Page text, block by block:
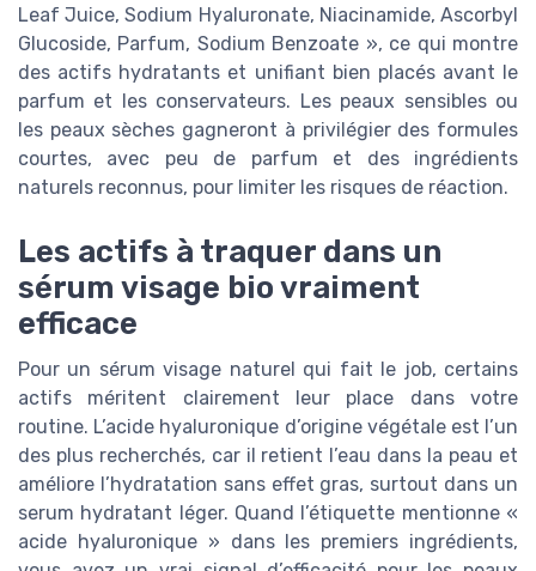
Leaf Juice, Sodium Hyaluronate, Niacinamide, Ascorbyl
Glucoside, Parfum, Sodium Benzoate », ce qui montre
des actifs hydratants et unifiant bien placés avant le
parfum et les conservateurs. Les peaux sensibles ou
les peaux sèches gagneront à privilégier des formules
courtes, avec peu de parfum et des ingrédients
naturels reconnus, pour limiter les risques de réaction.
Les actifs à traquer dans un
sérum visage bio vraiment
efficace
Pour un sérum visage naturel qui fait le job, certains
actifs méritent clairement leur place dans votre
routine. L’acide hyaluronique d’origine végétale est l’un
des plus recherchés, car il retient l’eau dans la peau et
améliore l’hydratation sans effet gras, surtout dans un
serum hydratant léger. Quand l’étiquette mentionne «
acide hyaluronique » dans les premiers ingrédients,